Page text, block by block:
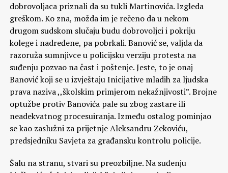
dobrovoljaca priznali da su tukli Martinovića. Izgleda
greškom. Ko zna, možda im je rečeno da u nekom
drugom sudskom slučaju budu dobrovoljci i pokriju
kolege i nadređene, pa pobrkali. Banović se, valjda da
razoruža sumnjivce u policijsku verziju protesta na
suđenju pozvao na čast i poštenje. Jeste, to je onaj
Banović koji se u izvještaju Inicijative mladih za ljudska
prava naziva ,,školskim primjerom nekažnjivosti”. Brojne
optužbe protiv Banovića pale su zbog zastare ili
neadekvatnog procesuiranja. Između ostalog pominjao
se kao zaslužni za prijetnje Aleksandru Zekoviću,
predsjedniku Savjeta za građansku kontrolu policije.
Šalu na stranu, stvari su preozbiljne. Na suđenju